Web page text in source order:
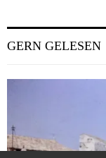
GERN GELESEN